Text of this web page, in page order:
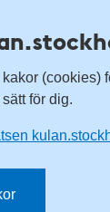
(cookies)
för dig.